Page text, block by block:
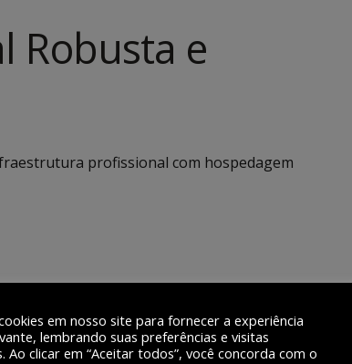
Robusta e
profissional com hospedagem
em nosso site para fornecer a experiência
lembrando suas preferências e visitas
Ao clicar em “Aceitar todos”, você concorda com o